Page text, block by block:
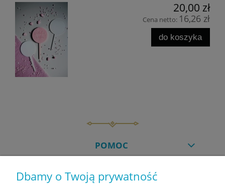
20,00 zł
Cena netto: 16,26 zł
do koszyka
POMOC
MOJE KONTO
Dbamy o Twoją prywatność